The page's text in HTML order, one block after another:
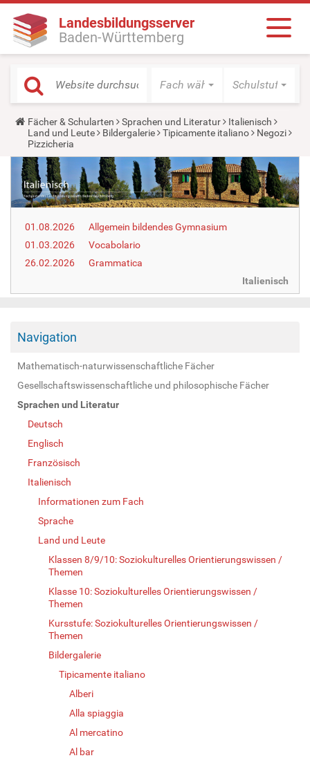
Landesbildungsserver
Baden-Württemberg
Fach wählen Schulstufe
Y
o
u
a
r
e
h
e
r
:
Fächer & Schularten Sprachen und Literatur
Italienisch
Land und Leute
Bildergalerie Tipicamente italiano
Negozi
Pizzicheria
01.08.2026
Allgemein bildendes Gymnasium
01.03.2026
Vocabolario
26.02.2026
Grammatica
Italienisch
Navigation
Mathematisch-naturwissenschaftliche Fächer
Gesellschaftswissenschaftliche und philosophische Fächer
Sprachen und Literatur
Deutsch
Englisch
Französisch
Italienisch
Informationen zum Fach
Sprache
Land und Leute
Klassen 8/9/10: Soziokulturelles Orientierungswissen /
Themen
Klasse 10: Soziokulturelles Orientierungswissen /
Themen
Kursstufe: Soziokulturelles Orientierungswissen /
Themen
Bildergalerie
Tipicamente italiano
Alberi
Alla spiaggia
Al mercatino
Al bar